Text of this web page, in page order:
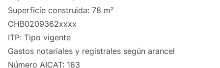
Superficie construida: 78 m²
CHB0209362xxxx
ITP: Tipo vigente
Gastos notariales y registrales según arancel
Número AICAT: 163